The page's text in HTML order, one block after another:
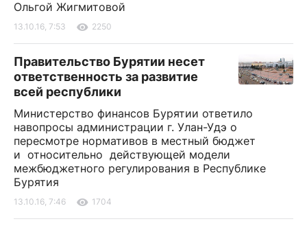
Ольгой Жигмитовой
13.10.16, 7:53 2250
Правительство Бурятии несет
ответственность за развитие
всей республики
Министерство финансов Бурятии ответило
навопросы администрации г. Улан-Удэ о
пересмотре нормативов в местный бюджет
и относительно действующей модели
межбюджетного регулирования в Республике
Бурятия
13.10.16, 7:46 1704